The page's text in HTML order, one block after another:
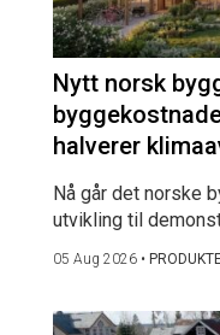
Nytt norsk
halverer
Nå går det norske
utvikling til
05 Aug 2026 •